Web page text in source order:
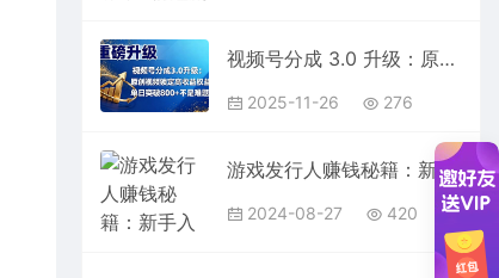
视频号分成 3.0 升级：原创视频锁定高收益权益，单日突破 800 + 不是难题
2025-11-26 276
游戏发行人赚钱秘籍：新手入门到单条视频10W+，全程实战教学
2024-08-27 420